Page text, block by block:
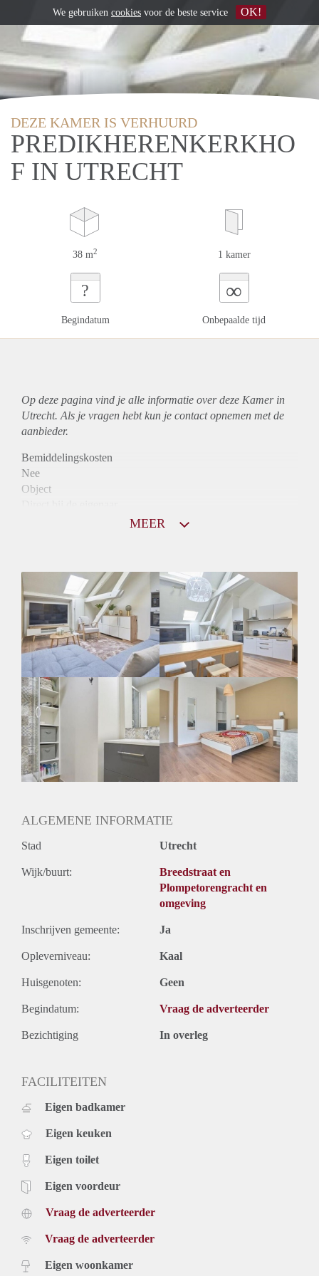
DEZE KAMER IS VERHUURD
PREDIKHERENKERKHO
F IN UTRECHT
38 m2 1 kamer
?
Begindatum
∞
Onbepaalde tijd
Op deze pagina vind je alle informatie over deze Kamer in
Utrecht. Als je vragen hebt kun je contact opnemen met de
aanbieder.
Bemiddelingskosten
Nee
Object
Huurtoeslag
Mogelijk
Inkomen eis
2,7 X De bruto huur
Huurtermijn
Onbepaalde termijn
Oplevering
Gestoffeerd
MEER
ALGEMENE INFORMATIE
Stad Utrecht
Wijk/buurt:
Breedstraat en
Plompetorengracht en
omgeving
Inschrijven gemeente: Ja
Opleverniveau: Kaal
Huisgenoten: Geen
Begindatum: Vraag de adverteerder
Bezichtiging In overleg
FACILITEITEN
Eigen badkamer
Eigen keuken
Eigen toilet
Eigen voordeur
Vraag de adverteerder
Vraag de adverteerder
Eigen woonkamer
We gebruiken cookies voor de beste service OK!